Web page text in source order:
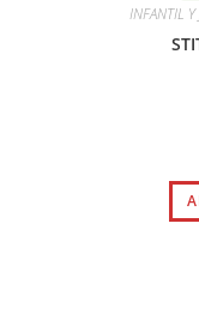
INFANTIL Y